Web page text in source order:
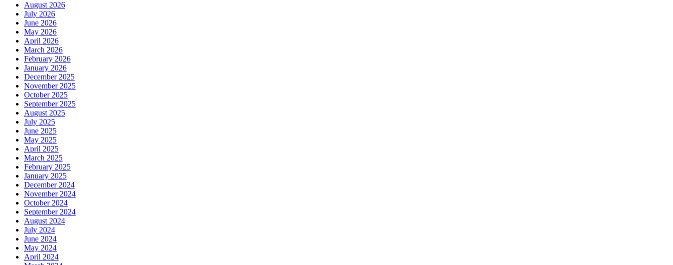
August 2026
July 2026
June 2026
May 2026
April 2026
March 2026
February 2026
January 2026
December 2025
November 2025
October 2025
September 2025
August 2025
July 2025
June 2025
May 2025
April 2025
March 2025
February 2025
January 2025
December 2024
November 2024
October 2024
September 2024
August 2024
July 2024
June 2024
May 2024
April 2024